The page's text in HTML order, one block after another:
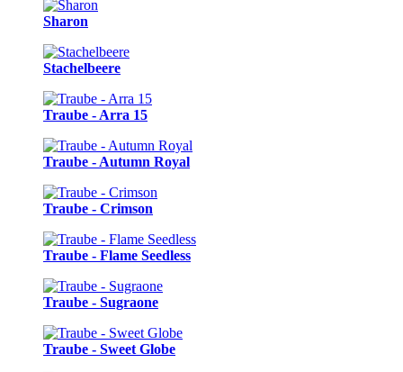
Sharon
Stachelbeere
Traube - Arra 15
Traube - Autumn Royal
Traube - Crimson
Traube - Flame Seedless
Traube - Sugraone
Traube - Sweet Globe